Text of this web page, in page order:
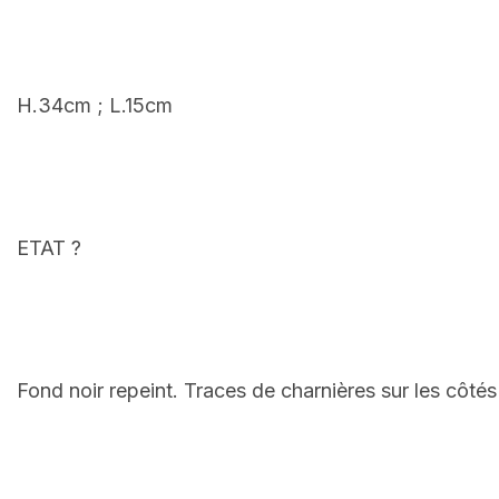
H.34cm ; L.15cm
ETAT ?
Fond noir repeint. Traces de charnières sur les